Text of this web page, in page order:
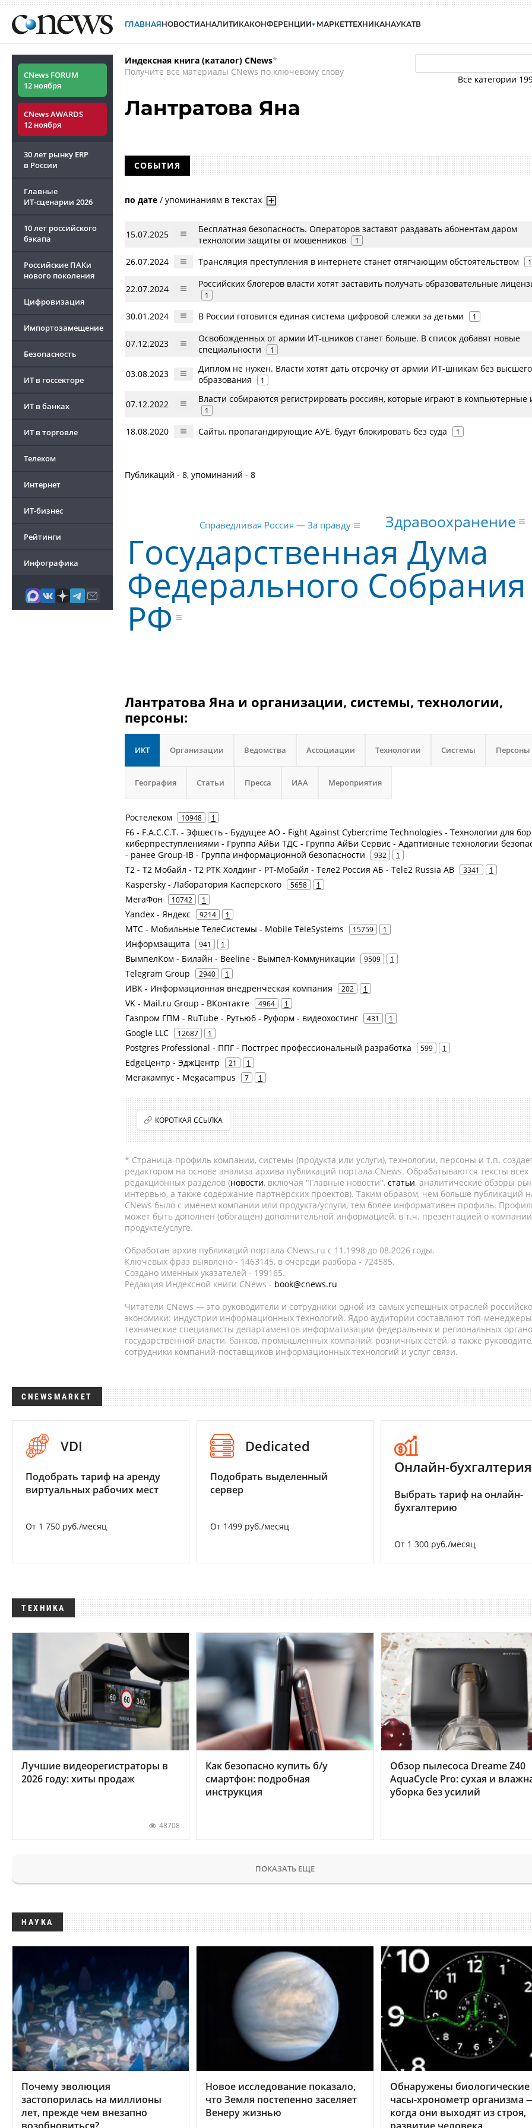
ГЛАВНАЯНОВОСТИАНАЛИТИКАКОНФЕРЕНЦИИ МАРКЕТТЕХНИКАНАУКАТВ
CNews FORUM
12 ноября
CNews AWARDS
12 ноября
30 лет рынку ERP
в России
Главные
ИТ-сценарии 2026
10 лет российского
бэкапа
Российские ПАКи
нового поколения
Цифровизация
Импортозамещение
Безопасность
ИТ в госсекторе
ИТ в банках
ИТ в торговле
Телеком
Интернет
ИТ-бизнес
Рейтинги
Инфографика
Индексная книга (каталог) CNews*
Получите все материалы CNews по ключевому слову
Все категории
Лантратова Яна
СОБЫТИЯ
по дате / упоминаниям в текстах
15.07.2025
Бесплатная безопасность. Операторов заставят раздавать абонентам даром
технологии защиты от мошенников
1
26.07.2024 Трансляция преступления в интернете станет отягчающим обстоятельством 1
22.07.2024 Российских блогеров власти хотят заставить получать образовательные
1
30.01.2024 В России готовится единая система цифровой слежки за детьми 1
07.12.2023
Освобожденных от армии ИТ-шников станет больше. В список добавят новые
специальности
1
03.08.2023
Диплом не нужен. Власти хотят дать отсрочку от армии ИТ-шникам без высшего
образования
1
07.12.2022 Власти собираются регистрировать россиян, которые играют в компьютерные
1
18.08.2020 Сайты, пропагандирующие АУЕ, будут блокировать без суда 1
Публикаций - 8, упоминаний - 8
Государственная Дума
Федерального Собрания
РФ
Здравоохранение
Справедливая Россия — За правду
Лантратова Яна и организации, системы, технологии,
персоны:
ИКТ Организации Ведомства Ассоциации Технологии Системы Персоны
География Статьи Пресса ИАА Мероприятия
Ростелеком 10948 1
F6 - F.A.С.С.T. - Эфшесть - Будущее АО - Fight Against Cybercrime Technologies - Технологии для
киберпреступлениями - Группа АйБи ТДС - Группа АйБи Сервис - Адаптивные технологии
- ранее Group-IB - Группа информационной безопасности
932 1
Т2 - Т2 Мобайл - Т2 РТК Холдинг - РТ-Мобайл - Теле2 Россия АБ - Tele2 Russia AB 3341 1
Kaspersky - Лаборатория Касперского 5658 1
МегаФон 10742 1
Yandex - Яндекс 9214 1
МТС - Мобильные ТелеСистемы - Mobile TeleSystems 15759 1
Информзащита 941 1
ВымпелКом - Билайн - Beeline - Вымпел-Коммуникации 9509 1
Telegram Group 2940 1
ИВК - Информационная внедренческая компания 202 1
VK - Mail.ru Group - ВКонтакте 4964 1
Газпром ГПМ - RuTube - Рутьюб - Руформ - видеохостинг 431 1
Google LLC 12687 1
Postgres Professional - ППГ - Постгрес профессиональный разработка 599 1
EdgeЦентр - ЭджЦентр 21 1
Мегакампус - Megacampus 7 1
КОРОТКАЯ ССЫЛКА
* Страница-профиль компании, системы (продукта или услуги), технологии, персоны и т.п.
редактором на основе анализа архива публикаций портала CNews. Обрабатываются тексты всех
редакционных разделов (новости, включая "Главные новости", статьи, аналитические обзоры
интервью, а также содержание партнёрских проектов). Таким образом, чем больше публикаций
CNews было с именем компании или продукта/услуги, тем более информативен профиль.
может быть дополнен (обогащен) дополнительной информацией, в т.ч. презентацией о
продукте/услуге.
Обработан архив публикаций портала CNews.ru c 11.1998 до 08.2026 годы.
Ключевых фраз выявлено - 1463145, в очереди разбора - 724585.
Создано именных указателей - 199165.
Редакция Индексной книги CNews - book@cnews.ru
Читатели CNews — это руководители и сотрудники одной из самых успешных отраслей
экономики: индустрии информационных технологий. Ядро аудитории составляют топ-
технические специалисты департаментов информатизации федеральных и региональных
государственной власти, банков, промышленных компаний, розничных сетей, а также
сотрудники компаний-поставщиков информационных технологий и услуг связи.
CNEWSMARKET
VDI
Подобрать тариф на аренду
виртуальных рабочих мест
От 1 750 руб./месяц
Dedicated
Подобрать выделенный
сервер
От 1499 руб./месяц
Онлайн-бухгалтерия
Выбрать тариф на онлайн-
бухгалтерию
От 1 300 руб./месяц
ТЕХНИКА
Лучшие видеорегистраторы в
2026 году: хиты продаж
48708
Как безопасно купить б/у
смартфон: подробная
инструкция
Обзор пылесоса Dreame Z40
AquaCycle Pro: сухая и
уборка без усилий
ПОКАЗАТЬ ЕЩЕ
НАУКА
Почему эволюция
застопорилась на миллионы
лет, прежде чем внезапно
Новое исследование показало,
что Земля постепенно заселяет
Венеру жизнью
Обнаружены биологические
часы-хронометр организма
когда они выходят из строя,